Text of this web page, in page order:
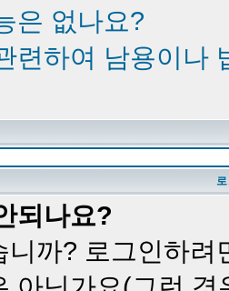
은 없나요?
련하여 남용이나
되나요?
니까? 로그인하